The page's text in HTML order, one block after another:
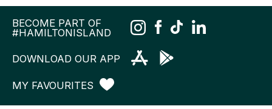
BECOME PART OF
#HAMILTONISLAND
DOWNLOAD OUR APP
MY FAVOURITES